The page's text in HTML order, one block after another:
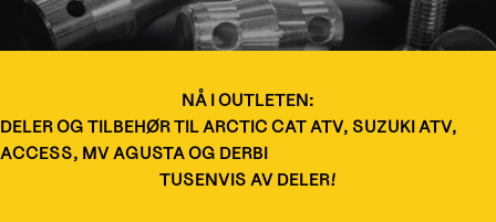
NÅ I OUTLETEN:
DELER OG TILBEHØR TIL ARCTIC CAT ATV, SUZUKI ATV,
ACCESS, MV AGUSTA OG DERBI
TUSENVIS AV DELER!